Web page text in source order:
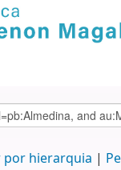
por hierarquia